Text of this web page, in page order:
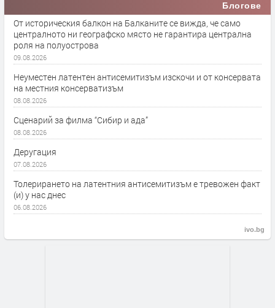
Блогове
От историческия балкон на Балканите се вижда, че само
централното ни географско място не гарантира централна
роля на полуострова
09.08.2026
Неуместен латентен антисемитизъм изскочи и от консервата
на местния консерватизъм
08.08.2026
Сценарий за филма “Сибир и ада”
08.08.2026
Деругация
07.08.2026
Толерирането на латентния антисемитизъм е тревожен факт
(и) у нас днес
06.08.2026
ivo.bg